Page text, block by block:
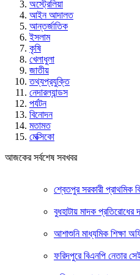
অস্ট্রেলিয়া
আইন আদালত
আন্তর্জাতিক
ইসলাম
কৃষি
খেলাধুলা
জাতীয়
তথ্যপ্রযুক্তি
নেদারল্যান্ডস
পর্যটন
বিনোদন
মতামত
মেক্সিকো
আজকের সর্বশেষ সবখবর
শ্বেতপুর সরকারী প্রাথমিক
বুধহাটায় মাদক প্রতিরোধের
আশাশুনি মাধ্যমিক শিক্ষা
ফরিদপুরে বিএনপি নেতার